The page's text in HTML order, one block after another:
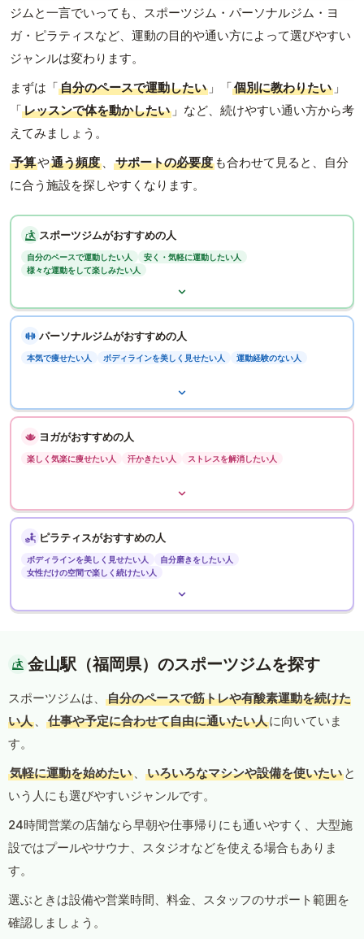
ジムと一言でいっても、スポーツジム・パーソナルジム・ヨ
ガ・ピラティスなど、運動の目的や通い方によって選びやすい
ジャンルは変わります。
まずは「自分のペースで運動したい 」「個別に教わりたい 」
「レッスンで体を動かしたい 」など、続けやすい通い方から考
えてみましょう。
予算や通う頻度 、 サポートの必要度 も合わせて見ると、自分
に合う施設を探しやすくなります。
スポーツジムがおすすめの人
自分のペースで運動したい人
安く・気軽に運動したい人
様々な運動をして楽しみたい人
パーソナルジムがおすすめの人
本気で痩せたい人 ボディラインを美しく見せたい人 運動経験のない人
ヨガがおすすめの人
楽しく気楽に痩せたい人 汗かきたい人 ストレスを解消したい人
ピラティスがおすすめの人
ボディラインを美しく見せたい人
自分磨きをしたい人
女性だけの空間で楽しく続けたい人
金山駅（福岡県）のスポーツジムを探す
スポーツジムは、
自分のペースで筋トレや有酸素運動を続けた
い人 、 仕事や予定に合わせて自由に通いたい人に向いていま
す。
気軽に運動を始めたい 、 いろいろなマシンや設備を使いたい と
いう人にも選びやすいジャンルです。
24時間営業の店舗なら早朝や仕事帰りにも通いやすく、大型施
設ではプールやサウナ、スタジオなどを使える場合もありま
す。
選ぶときは設備や営業時間、料金、スタッフのサポート範囲を
確認しましょう。